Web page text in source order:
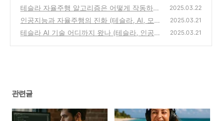
석
(1)
테슬라 자율주행 알고리즘은 어떻게 작동하나
(테슬라, 자율주행, FSD)
(0)
2025.03.22
인공지능과 자율주행의 진화 (테슬라, AI, 모빌
리티)
(0)
2025.03.21
테슬라 AI 기술 어디까지 왔나 (테슬라, 인공지
2025.03.21
관련글